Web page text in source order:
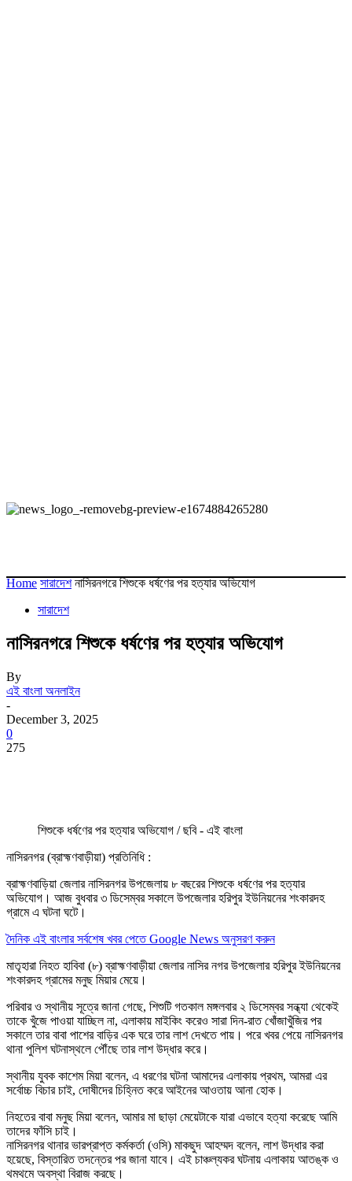
Home সারাদেশ নাসিরনগরে শিশুকে ধর্ষণের পর হত্যার অভিযোগ
সারাদেশ
নাসিরনগরে শিশুকে ধর্ষণের পর হত্যার অভিযোগ
By
এই বাংলা অনলাইন
-
December 3, 2025
0
275
শিশুকে ধর্ষণের পর হত্যার অভিযোগ / ছবি - এই বাংলা
নাসিরনগর (ব্রাহ্মণবাড়ীয়া) প্রতিনিধি :
ব্রাহ্মণবাড়িয়া জেলার নাসিরনগর উপজেলায় ৮ বছরের শিশুকে ধর্ষণের পর হত্যার
অভিযোগ। আজ বুধবার ৩ ডিসেম্বর সকালে উপজেলার হরিপুর ইউনিয়নের শংকারদহ
গ্রামে এ ঘটনা ঘটে।
দৈনিক এই বাংলার সর্বশেষ খবর পেতে Google News অনুসরণ করুন
মাতৃহারা নিহত হাবিবা (৮) ব্রাহ্মণবাড়ীয়া জেলার নাসির নগর উপজেলার হরিপুর ইউনিয়নের
শংকারদহ গ্রামের মনুছ মিয়ার মেয়ে।
পরিবার ও স্থানীয় সূত্রে জানা গেছে, শিশুটি গতকাল মঙ্গলবার ২ ডিসেম্বর সন্ধ্যা থেকেই
তাকে খুঁজে পাওয়া যাচ্ছিল না, এলাকায় মাইকিং করেও সারা দিন-রাত খোঁজাখুঁজির পর
সকালে তার বাবা পাশের বাড়ির এক ঘরে তার লাশ দেখতে পায়। পরে খবর পেয়ে নাসিরনগর
থানা পুলিশ ঘটনাস্থলে পৌঁছে তার লাশ উদ্ধার করে।
স্থানীয় যুবক কাশেম মিয়া বলেন, এ ধরণের ঘটনা আমাদের এলাকায় প্রথম, আমরা এর
সর্বোচ্চ বিচার চাই, দোষীদের চিহ্নিত করে আইনের আওতায় আনা হোক।
নিহতের বাবা মনুছ মিয়া বলেন, আমার মা ছাড়া মেয়েটাকে যারা এভাবে হত্যা করেছে আমি
তাদের ফাঁসি চাই।
নাসিরনগর থানার ভারপ্রাপ্ত কর্মকর্তা (ওসি) মাকছুদ আহম্মদ বলেন, লাশ উদ্ধার করা
হয়েছে, বিস্তারিত তদন্তের পর জানা যাবে। এই চাঞ্চল্যকর ঘটনায় এলাকায় আতঙ্ক ও
থমথমে অবস্থা বিরাজ করছে।